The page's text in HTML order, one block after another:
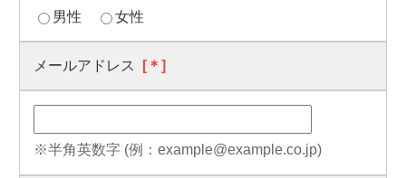
男性 女性
メールアドレス [＊]
※半角英数字 (例：example@example.co.jp)